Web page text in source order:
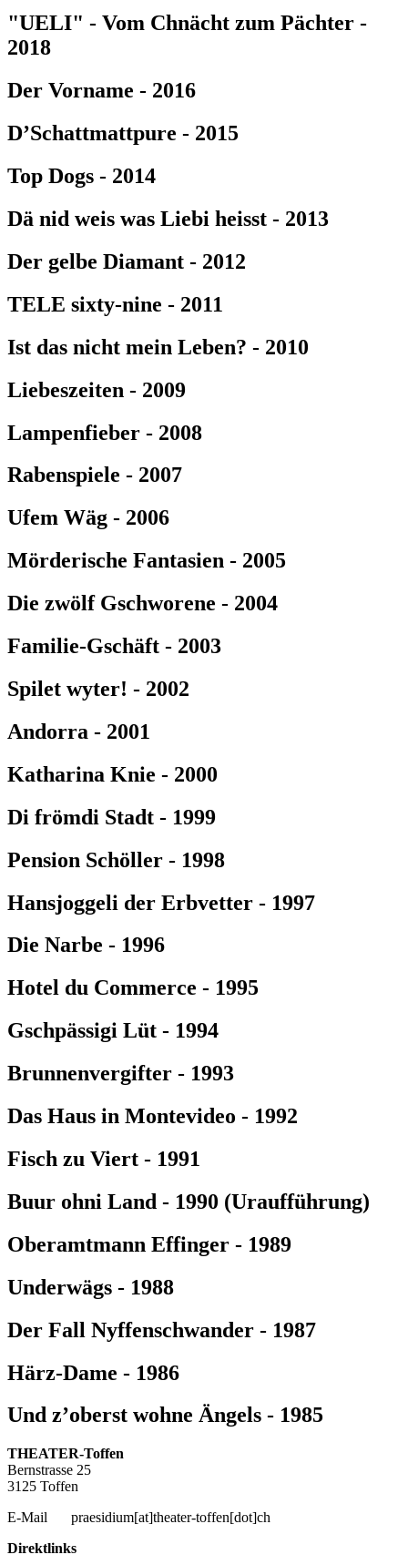
"UELI" - Vom Chnächt zum Pächter -
2018
Der Vorname - 2016
D’Schattmattpure - 2015
Top Dogs - 2014
Dä nid weis was Liebi heisst - 2013
Der gelbe Diamant - 2012
TELE sixty-nine - 2011
Ist das nicht mein Leben? - 2010
Liebeszeiten - 2009
Lampenfieber - 2008
Rabenspiele - 2007
Ufem Wäg - 2006
Mörderische Fantasien - 2005
Die zwölf Gschworene - 2004
Familie-Gschäft - 2003
Spilet wyter! - 2002
Andorra - 2001
Katharina Knie - 2000
Di frömdi Stadt - 1999
Pension Schöller - 1998
Hansjoggeli der Erbvetter - 1997
Die Narbe - 1996
Hotel du Commerce - 1995
Gschpässigi Lüt - 1994
Brunnenvergifter - 1993
Das Haus in Montevideo - 1992
Fisch zu Viert - 1991
Buur ohni Land - 1990 (Uraufführung)
Oberamtmann Effinger - 1989
Underwägs - 1988
Der Fall Nyffenschwander - 1987
Härz-Dame - 1986
Und z’oberst wohne Ängels - 1985
THEATER-Toffen
Bernstrasse 25
3125 Toffen
E-Mail
praesidium[at]theater-toffen[dot]ch
Direktlinks